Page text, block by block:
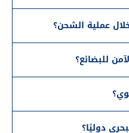
عملية الشحن؟
للبضائع؟
دوليًا؟